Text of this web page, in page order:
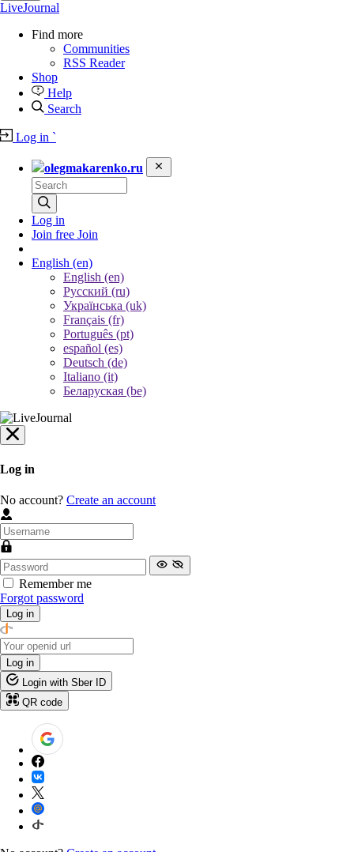
LiveJournal
Find more
Communities
RSS Reader
Shop
Help
Search
Log in `
olegmakarenko.ru
Log in
Join free Join
English (en)
English (en)
Русский (ru)
Українська (uk)
Français (fr)
Português (pt)
español (es)
Deutsch (de)
Italiano (it)
Беларуская (be)
Log in
No account? Create an account
Remember me
Forgot password
Log in
Log in
Login with Sber ID
QR code